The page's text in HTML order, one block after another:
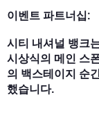
이벤트 파트너십:
시티 내셔널 뱅크
시상식의 메인 스
의 백스테이지 순
했습니다.